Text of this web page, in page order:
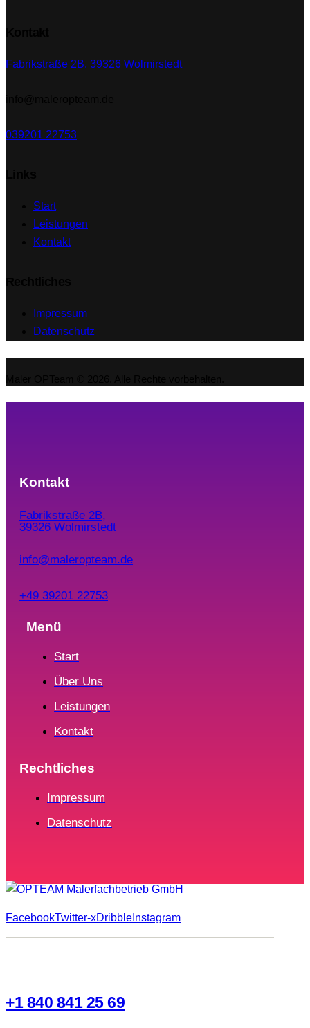
Fabrikstraße 2B, 39326 Wolmirstedt
039201 22753
Start
Leistungen
Kontakt
Impressum
Datenschutz
Kontakt
Fabrikstraße 2B,
39326 Wolmirstedt
info@maleropteam.de
+49 39201 22753
Menü
Start
Über Uns
Leistungen
Kontakt
Rechtliches
Impressum
Datenschutz
FacebookTwitter-xDribble Instagram
+1 840 841 25 69